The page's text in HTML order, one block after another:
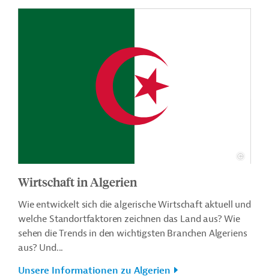
Wirtschaft in Algerien
Wie entwickelt sich die algerische Wirtschaft aktuell und
welche Standortfaktoren zeichnen das Land aus? Wie
sehen die Trends in den wichtigsten Branchen Algeriens
aus? Und...
Unsere Informationen zu Algerien